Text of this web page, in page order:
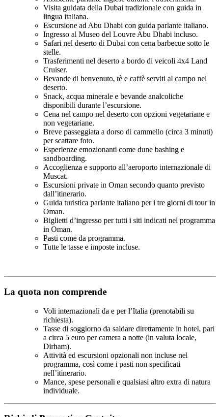
Visita guidata della Dubai tradizionale con guida in
lingua italiana.
Escursione ad Abu Dhabi con guida parlante italiano.
Ingresso al Museo del Louvre Abu Dhabi incluso.
Safari nel deserto di Dubai con cena barbecue sotto le
stelle.
Trasferimenti nel deserto a bordo di veicoli 4x4 Land
Cruiser.
Bevande di benvenuto, tè e caffè serviti al campo nel
deserto.
Snack, acqua minerale e bevande analcoliche
disponibili durante l’escursione.
Cena nel campo nel deserto con opzioni vegetariane e
non vegetariane.
Breve passeggiata a dorso di cammello (circa 3 minuti)
per scattare foto.
Esperienze emozionanti come dune bashing e
sandboarding.
Accoglienza e supporto all’aeroporto internazionale di
Muscat.
Escursioni private in Oman secondo quanto previsto
dall’itinerario.
Guida turistica parlante italiano per i tre giorni di tour in
Oman.
Biglietti d’ingresso per tutti i siti indicati nel programma
in Oman.
Pasti come da programma.
Tutte le tasse e imposte incluse.
La quota non comprende
Voli internazionali da e per l’Italia (prenotabili su
richiesta).
Tasse di soggiorno da saldare direttamente in hotel, pari
a circa 5 euro per camera a notte (in valuta locale,
Dirham).
Attività ed escursioni opzionali non incluse nel
programma, così come i pasti non specificati
nell’itinerario.
Mance, spese personali e qualsiasi altro extra di natura
individuale.